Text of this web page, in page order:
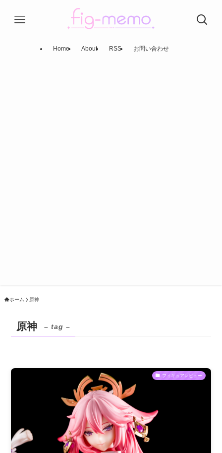
Home About RSS お問い合わせ
ホーム 原神
原神 – tag –
フィギュアレビュー